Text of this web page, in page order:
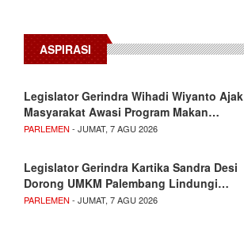
ASPIRASI
Legislator Gerindra Wihadi Wiyanto Ajak
Masyarakat Awasi Program Makan…
PARLEMEN - JUMAT, 7 AGU 2026
Legislator Gerindra Kartika Sandra Desi
Dorong UMKM Palembang Lindungi…
PARLEMEN - JUMAT, 7 AGU 2026